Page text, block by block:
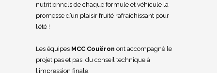
nutritionnels de chaque formule et véhicule la
promesse d’un plaisir fruité rafraîchissant pour
l’été !
Les équipes MCC Couëron ont accompagné le
projet pas et pas, du conseil technique à
l’impression finale.